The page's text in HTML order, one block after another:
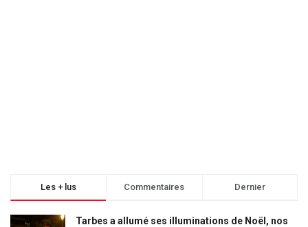
Les + lus Commentaires Dernier
Tarbes a allumé ses illuminations de Noël, nos